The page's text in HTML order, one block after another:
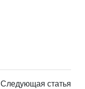
Следующая статья